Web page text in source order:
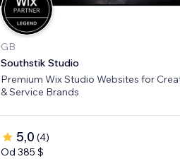
GB
Southstik Studio
Premium Wix Studio Websites for
& Service Brands
5,0 (4)
Od 385 $